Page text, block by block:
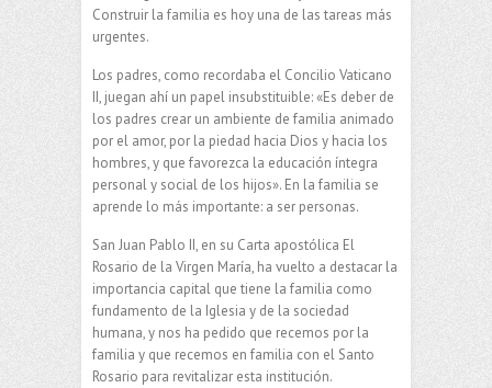
Construir la familia es hoy una de las tareas más
urgentes.
Los padres, como recordaba el Concilio Vaticano
II, juegan ahí un papel insubstituible: «Es deber de
los padres crear un ambiente de familia animado
por el amor, por la piedad hacia Dios y hacia los
hombres, y que favorezca la educación íntegra
personal y social de los hijos». En la familia se
aprende lo más importante: a ser personas.
San Juan Pablo II, en su Carta apostólica El
Rosario de la Virgen María, ha vuelto a destacar la
importancia capital que tiene la familia como
fundamento de la Iglesia y de la sociedad
humana, y nos ha pedido que recemos por la
familia y que recemos en familia con el Santo
Rosario para revitalizar esta institución.